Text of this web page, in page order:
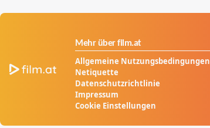
Mehr über film.at
Allgemeine Nutzungsbedingungen
Netiquette
Datenschutzrichtlinie
Impressum
Cookie Einstellungen